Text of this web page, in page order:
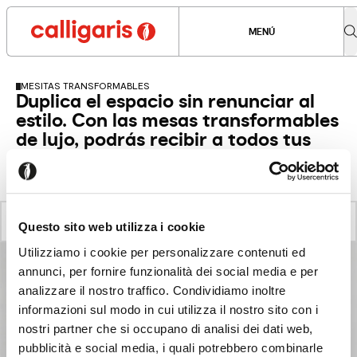
Questo sito web utilizza i cookie
Utilizziamo i cookie per personalizzare contenuti ed
annunci, per fornire funzionalità dei social media e per
analizzare il nostro traffico. Condividiamo inoltre
informazioni sul modo in cui utilizza il nostro sito con i
nostri partner che si occupano di analisi dei dati web,
pubblicità e social media, i quali potrebbero combinarle
MENÚ
MESITAS TRANSFORMABLES
Duplica el espacio sin renunciar al
estilo. Con las mesas transformables
de lujo, podrás recibir a todos tus
invitados y revolucionar tu salón.
VER TODOS LOS PRODUCTOS